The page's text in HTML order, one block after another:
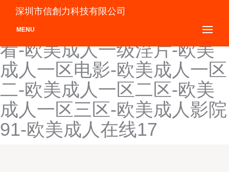
欧美成人性毛片视频-欧美成
人性影院-欧美成人性在线观
看-欧美成人一级淫片-欧美
成人一区电影-欧美成人一区
二-欧美成人一区二区-欧美
成人一区三区-欧美成人影院
91-欧美成人在线17
深圳市信創力科技有限公司
MENU